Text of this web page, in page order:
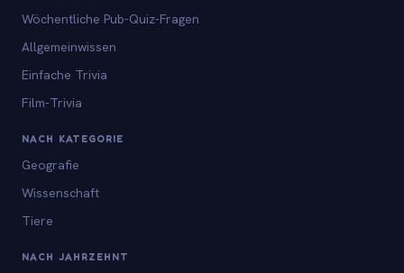
Wöchentliche Pub-Quiz-Fragen
Allgemeinwissen
Einfache Trivia
Film-Trivia
NACH KATEGORIE
Geografie
Wissenschaft
Tiere
NACH JAHRZEHNT